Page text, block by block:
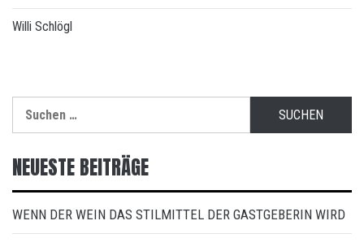
Willi Schlögl
nach:
NEUESTE BEITRÄGE
WENN DER WEIN DAS STILMITTEL DER GASTGEBERIN WIRD